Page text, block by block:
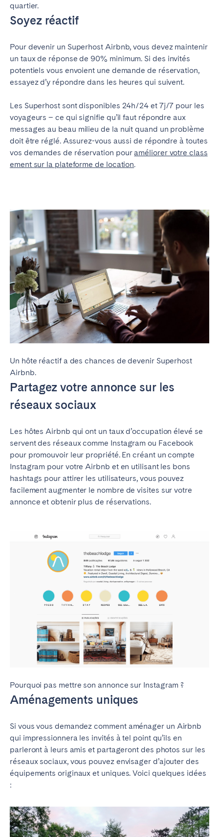
quartier.
Soyez réactif
Pour devenir un Superhost Airbnb, vous devez maintenir
un taux de réponse de 90% minimum. Si des invités
potentiels vous envoient une demande de réservation,
essayez d’y répondre dans les heures qui suivent.
Les Superhost sont disponibles 24h/24 et 7j/7 pour les
voyageurs – ce qui signifie qu’il faut répondre aux
messages au beau milieu de la nuit quand un problème
doit être réglé. Assurez-vous aussi de répondre à toutes
vos demandes de réservation pouraméliorer votre class
ement sur la plateforme de location.
Un hôte réactif a des chances de devenir Superhost
Airbnb.
Partagez votre annonce sur les
réseaux sociaux
Les hôtes Airbnb qui ont un taux d’occupation élevé se
servent des réseaux comme Instagram ou Facebook
pour promouvoir leur propriété. En créant un compte
Instagram pour votre Airbnb et en utilisant les bons
hashtags pour attirer les utilisateurs, vous pouvez
facilement augmenter le nombre de visites sur votre
annonce et obtenir plus de réservations.
Pourquoi pas mettre son annonce sur Instagram ?
Aménagements uniques
Si vous vous demandez comment aménager un Airbnb
qui impressionnera les invités à tel point qu’ils en
parleront à leurs amis et partageront des photos sur les
réseaux sociaux, vous pouvez envisager d’ajouter des
équipements originaux et uniques. Voici quelques idées
: